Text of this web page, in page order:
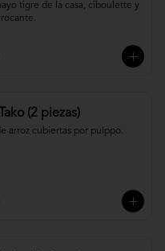
tigre de la casa, ciboulette y
Nigiri Tako (2 piezas)
arroz cubiertas por pulppo.